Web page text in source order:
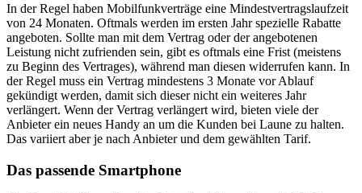
In der Regel haben Mobilfunkverträge eine Mindestvertragslaufzeit
von 24 Monaten. Oftmals werden im ersten Jahr spezielle Rabatte
angeboten. Sollte man mit dem Vertrag oder der angebotenen
Leistung nicht zufrienden sein, gibt es oftmals eine Frist (meistens
zu Beginn des Vertrages), während man diesen widerrufen kann. In
der Regel muss ein Vertrag mindestens 3 Monate vor Ablauf
gekündigt werden, damit sich dieser nicht ein weiteres Jahr
verlängert. Wenn der Vertrag verlängert wird, bieten viele der
Anbieter ein neues Handy an um die Kunden bei Laune zu halten.
Das variiert aber je nach Anbieter und dem gewählten Tarif.
Das passende Smartphone